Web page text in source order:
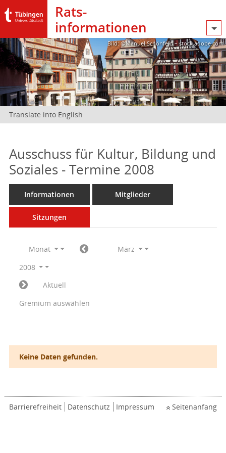
Rats­
informationen
Bild: @Manuel Schönfeld – stock.adobe.com
Translate into English
Ausschuss für Kultur, Bildung und
Soziales - Termine 2008
Informationen Mitglieder
Sitzungen
Monat
März
2008
Aktuell
Gremium auswählen
Keine Daten gefunden.
Barrierefreiheit Datenschutz Impressum Seitenanfang